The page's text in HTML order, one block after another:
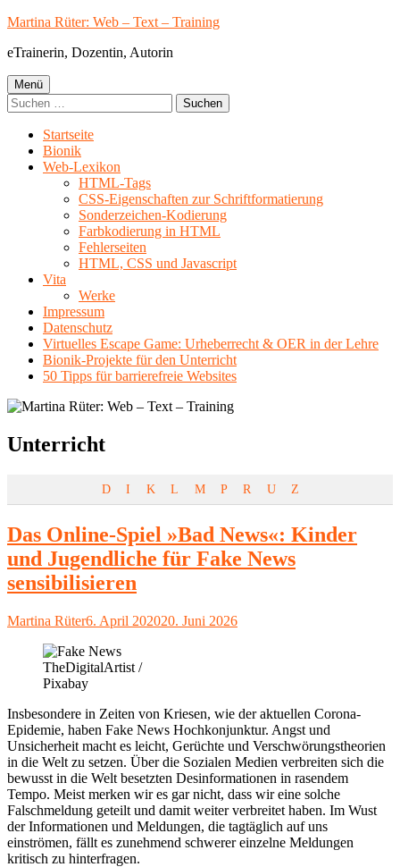
Springe
Inhalt
Martina Rüter: Web – Text – Training
eTrainerin, Dozentin, Autorin
Primäres
Menü
Menü
Suchen
nach:
Startseite
Bionik
Web-Lexikon
HTML-Tags
CSS-Eigenschaften zur Schriftformatierung
Sonderzeichen-Kodierung
Farbkodierung in HTML
Fehlerseiten
HTML, CSS und Javascript
Vita
Werke
Impressum
Datenschutz
Virtuelles Escape Game: Urheberrecht & OER in der Lehre
Bionik-Projekte für den Unterricht
50 Tipps für barrierefreie Websites
Schlagwort:
Unterricht
D I K L M P R U Z
Das Online-Spiel »Bad News«: Kinder
und Jugendliche für Fake News
sensibilisieren
Autor
Martina RüterVeröffentlicht
6. April 202020. Juni 2026
TheDigitalArtist /
Pixabay
Insbesondere in Zeiten von Kriesen, wie der aktuellen Corona-
Epidemie, haben Fake News Hochkonjunktur. Angst und
Unsicherheit macht es leicht, Gerüchte und Verschwörungstheorien
in die Welt zu setzen. Über die Sozialen Medien verbreiten sich die
bewusst in die Welt besetzten Desinformationen in rasendem
Tempo. Meist merken wir es gar nicht, dass wir eine solche
Falschmeldung geteilt und damit weiter verbreitet haben. Im Wust
der Informationen und Meldungen, die tagtäglich auf uns
einströmen, fällt es zunehmend schwerer einzelne Meldungen
kritisch zu hinterfragen.